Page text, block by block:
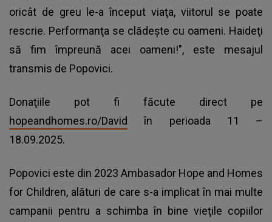
oricât de greu le-a început viaţa, viitorul se poate
rescrie. Performanţa se clădeşte cu oameni. Haideţi
să fim împreună acei oameni!", este mesajul
transmis de Popovici.
Donaţiile pot fi făcute direct pe
hopeandhomes.ro/David în perioada 11 –
18.09.2025.
Popovici este din 2023 Ambasador Hope and Homes
for Children, alături de care s-a implicat în mai multe
campanii pentru a schimba în bine vieţile copiilor